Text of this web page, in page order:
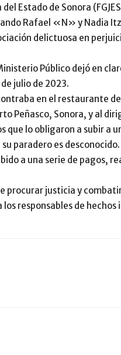
Estado de Sonora
Rafael «N» y Nadia
delictuosa en
Público dejó en
julio de 2023.
en el restaurante
Peñasco, Sonora, y al
lo obligaron a subir a
paradero es desconocido.
a una serie de pagos,
procurar justicia y
responsables de hechos